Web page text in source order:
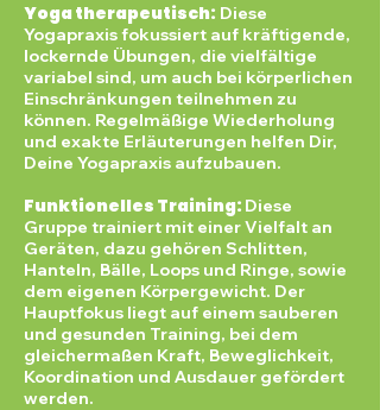
Yoga therapeutisch: Diese
Yogapraxis fokussiert auf kräftigende,
lockernde Übungen, die vielfältige
variabel sind, um auch bei körperlichen
Einschränkungen teilnehmen zu
können. Regelmäßige Wiederholung
und exakte Erläuterungen helfen Dir,
Deine Yogapraxis aufzubauen.
Funktionelles Training: Diese
Gruppe trainiert mit einer Vielfalt an
Geräten, dazu gehören Schlitten,
Hanteln, Bälle, Loops und Ringe, sowie
dem eigenen Körpergewicht. Der
Hauptfokus liegt auf einem sauberen
und gesunden Training, bei dem
gleichermaßen Kraft, Beweglichkeit,
Koordination und Ausdauer gefördert
werden.